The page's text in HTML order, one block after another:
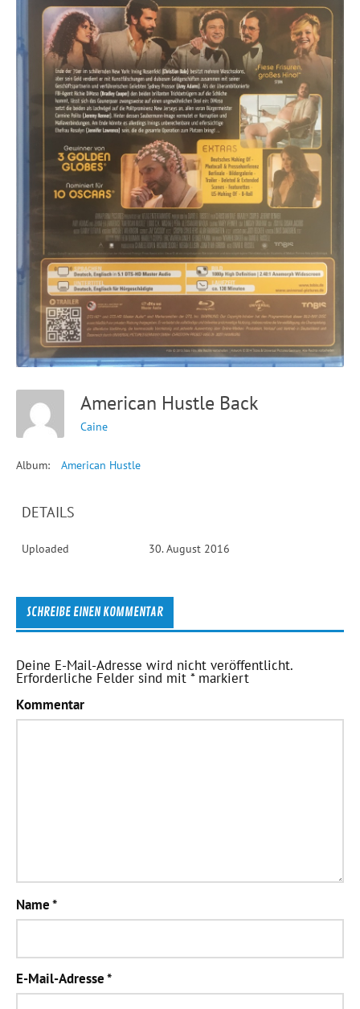
American Hustle Back
Caine
Album: American Hustle
DETAILS
Uploaded 30. August 2016
SCHREIBE EINEN KOMMENTAR
Deine E-Mail-Adresse wird nicht veröffentlicht.
Erforderliche Felder sind mit*markiert
Kommentar
Name*
E-Mail-Adresse*